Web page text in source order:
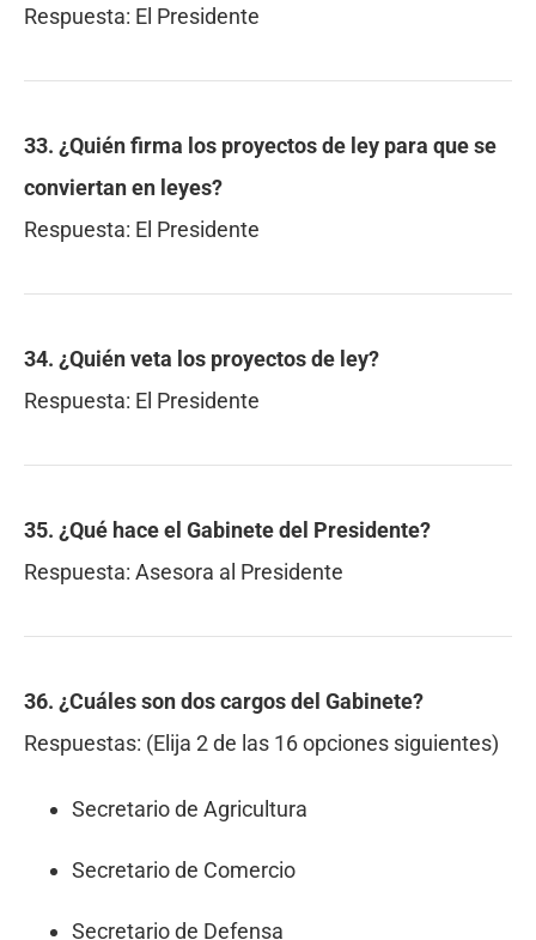
Respuesta: El Presidente
33. ¿Quién firma los proyectos de ley para que se
conviertan en leyes?
Respuesta: El Presidente
34. ¿Quién veta los proyectos de ley?
Respuesta: El Presidente
35. ¿Qué hace el Gabinete del Presidente?
Respuesta: Asesora al Presidente
36. ¿Cuáles sondoscargos del Gabinete?
Respuestas: (Elija 2 de las 16 opciones siguientes)
Secretario de Agricultura
Secretario de Comercio
Secretario de Defensa